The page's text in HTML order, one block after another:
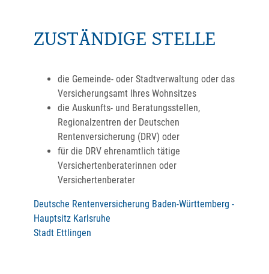
ZUSTÄNDIGE STELLE
die Gemeinde- oder Stadtverwaltung oder das
Versicherungsamt Ihres Wohnsitzes
die Auskunfts- und Beratungsstellen,
Regionalzentren der Deutschen
Rentenversicherung (DRV) oder
für die DRV ehrenamtlich tätige
Versichertenberaterinnen oder
Versichertenberater
Deutsche Rentenversicherung Baden-Württemberg -
Hauptsitz Karlsruhe
Stadt Ettlingen